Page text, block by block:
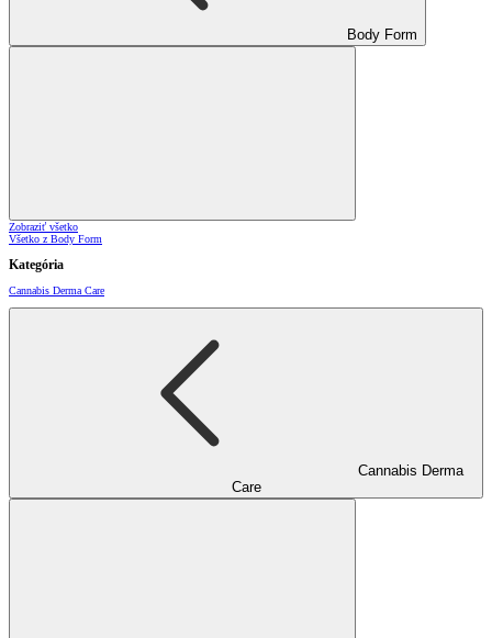
Body Form
Zobraziť všetko
Všetko z Body Form
Kategória
Cannabis Derma Care
Cannabis Derma
Care